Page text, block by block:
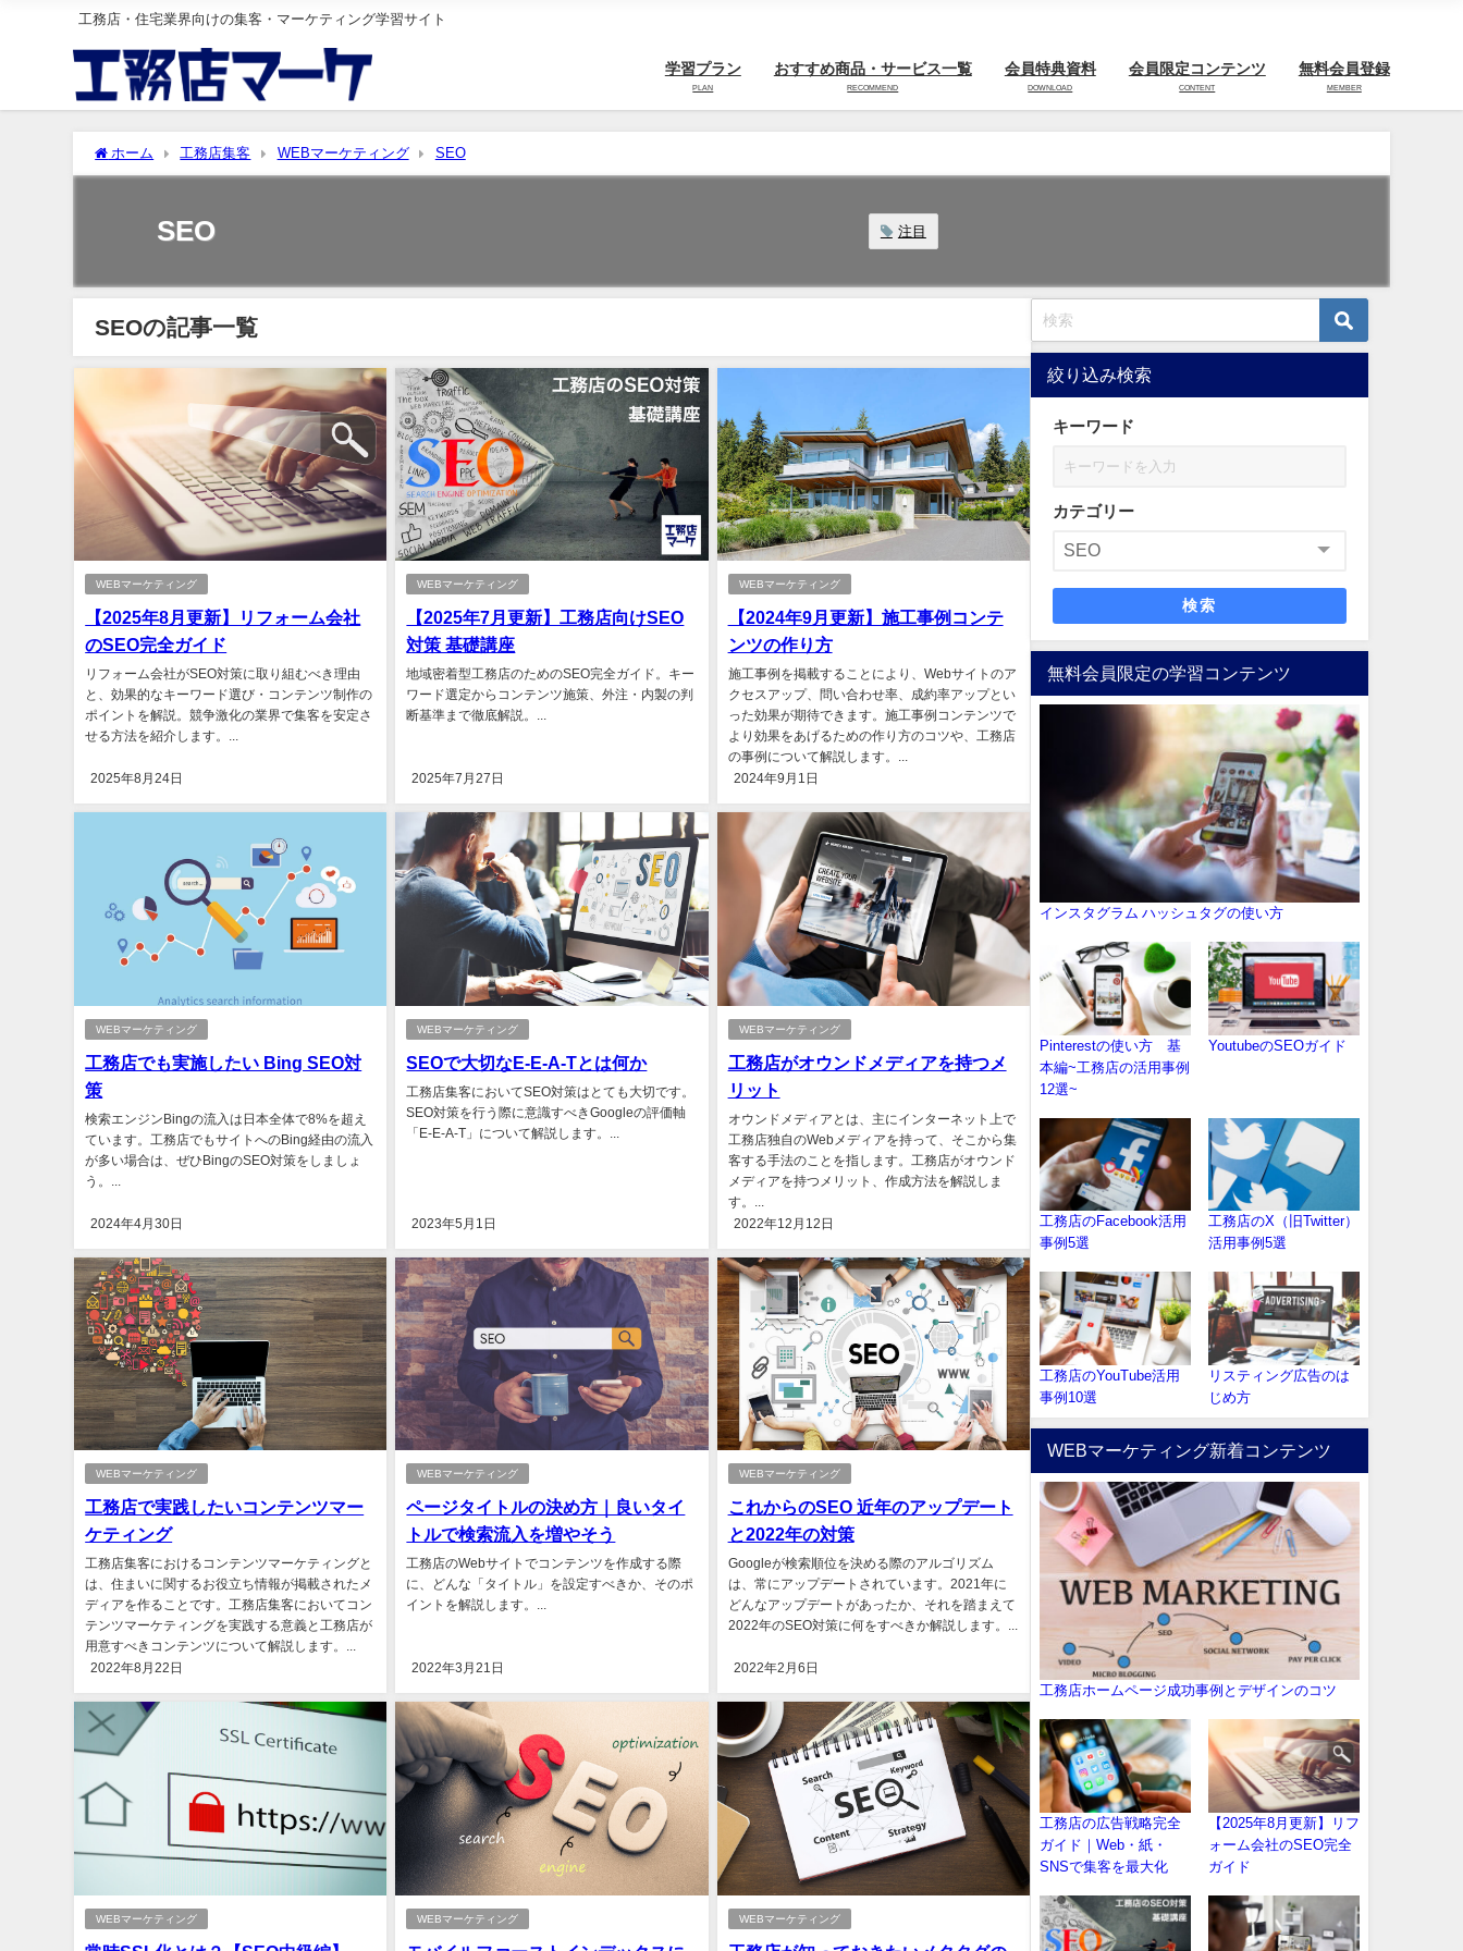
工務店・住宅業界向けの集客・マーケティング学習サイト
学習プラン
PLAN
おすすめ商品・サービス一覧
RECOMMEND
会員特典資料
DOWNLOAD
会員限定コンテンツ
CONTENT
無料会員登録
MEMBER
ホーム 工務店集客 WEBマーケティング SEO
SEO 注目
SEOの記事一覧
WEBマーケティング
【2025年8月更新】リフォーム会社
のSEO完全ガイド
リフォーム会社がSEO対策に取り組むべき理由
と、効果的なキーワード選び・コンテンツ制作の
ポイントを解説。競争激化の業界で集客を安定さ
せる方法を紹介します。...
2025年8月24日
WEBマーケティング
【2025年7月更新】工務店向けSEO
対策 基礎講座
地域密着型工務店のためのSEO完全ガイド。キー
ワード選定からコンテンツ施策、外注・内製の判
断基準まで徹底解説。...
2025年7月27日
WEBマーケティング
【2024年9月更新】施工事例コンテ
ンツの作り方
施工事例を掲載することにより、Webサイトのア
クセスアップ、問い合わせ率、成約率アップとい
った効果が期待できます。施工事例コンテンツで
より効果をあげるための作り方のコツや、工務店
の事例について解説します。...
2024年9月1日
WEBマーケティング
工務店でも実施したい Bing SEO対
策
検索エンジンBingの流入は日本全体で8%を超え
ています。工務店でもサイトへのBing経由の流入
が多い場合は、ぜひBingのSEO対策をしましょ
う。...
2024年4月30日
WEBマーケティング
SEOで大切なE-E-A-Tとは何か
工務店集客においてSEO対策はとても大切です。
SEO対策を行う際に意識すべきGoogleの評価軸
「E-E-A-T」について解説します。...
2023年5月1日
WEBマーケティング
工務店がオウンドメディアを持つメ
リット
オウンドメディアとは、主にインターネット上で
工務店独自のWebメディアを持って、そこから集
客する手法のことを指します。工務店がオウンド
メディアを持つメリット、作成方法を解説しま
す。...
2022年12月12日
WEBマーケティング
工務店で実践したいコンテンツマー
ケティング
工務店集客におけるコンテンツマーケティングと
は、住まいに関するお役立ち情報が掲載されたメ
ディアを作ることです。工務店集客においてコン
テンツマーケティングを実践する意義と工務店が
用意すべきコンテンツについて解説します。...
2022年8月22日
WEBマーケティング
ページタイトルの決め方｜良いタイ
トルで検索流入を増やそう
工務店のWebサイトでコンテンツを作成する際
に、どんな「タイトル」を設定すべきか、そのポ
イントを解説します。...
2022年3月21日
WEBマーケティング
これからのSEO 近年のアップデート
と2022年の対策
Googleが検索順位を決める際のアルゴリズム
は、常にアップデートされています。2021年に
どんなアップデートがあったか、それを踏まえて
2022年のSEO対策に何をすべきか解説します。...
2022年2月6日
WEBマーケティング WEBマーケティング WEBマーケティング
絞り込み検索
キーワード
カテゴリー
検索
無料会員限定の学習コンテンツ
インスタグラム ハッシュタグの使い方
Pinterestの使い方 基
本編~工務店の活用事例
12選~
YoutubeのSEOガイド
工務店のFacebook活用
事例5選
工務店のX（旧Twitter）
活用事例5選
工務店のYouTube活用
事例10選
リスティング広告のは
じめ方
WEBマーケティング新着コンテンツ
工務店ホームページ成功事例とデザインのコツ
工務店の広告戦略完全
ガイド｜Web・紙・
SNSで集客を最大化
【2025年8月更新】リフ
ォーム会社のSEO完全
ガイド